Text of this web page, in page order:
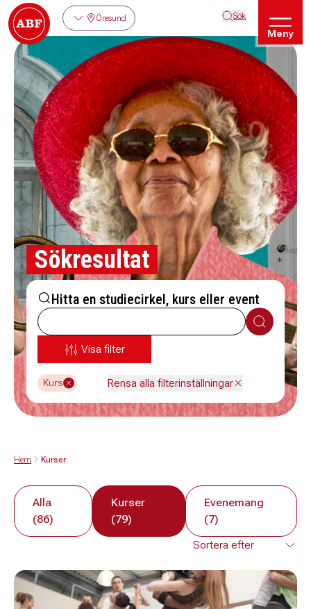
Öresund Sök
Meny
Sökresultat
Hitta en studiecirkel, kurs eller event
Sök
Visa filter
Kurs Rensa alla filterinställningar
Hem Kurser
Alla
(86)
Kurser
(79)
Evenemang
(7)